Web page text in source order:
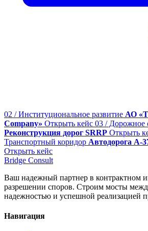
02 / Институциональное развитие АО
Company» Открыть кейс 03 / Дорожное
Реконструкция дорог SRRP Открыть
Транспортный коридор Автодорога А-
Открыть кейс
Bridge Consult
Ваш надежный партнер в контрактном
разрешении споров. Строим мосты
надежностью и успешной реализацией
Навигация